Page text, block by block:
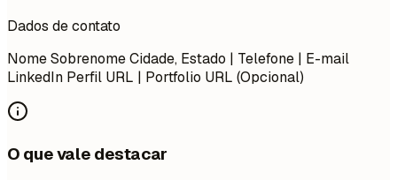
Dados de contato
Nome Sobrenome Cidade, Estado | Telefone | E-mail
LinkedIn Perfil URL | Portfolio URL (Opcional)
O que vale destacar